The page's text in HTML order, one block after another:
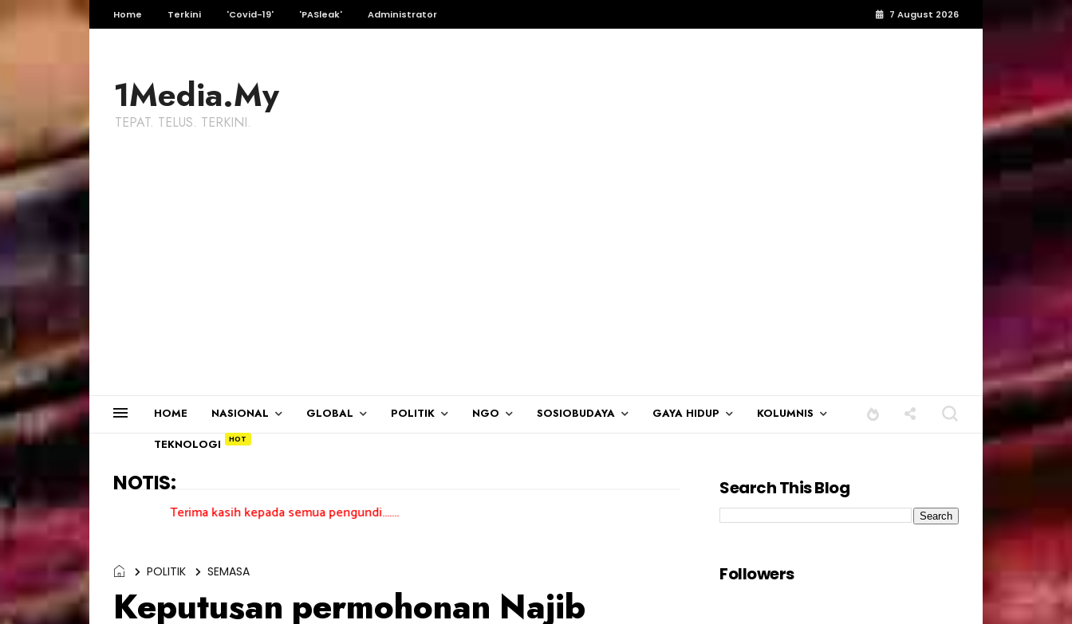
Home Terkini 'Covid-19' 'PASleak' Administrator 7 August 2026
1Media.My
TEPAT. TELUS. TERKINI.
HOME NASIONAL GLOBAL POLITIK NGO SOSIOBUDAYA GAYA HIDUP KOLUMNIS
TEKNOLOGI
NOTIS:
Terima kasih kepada semua pengundi.......
POLITIK SEMASA
Keputusan permohonan Najib
Search This Blog
Followers